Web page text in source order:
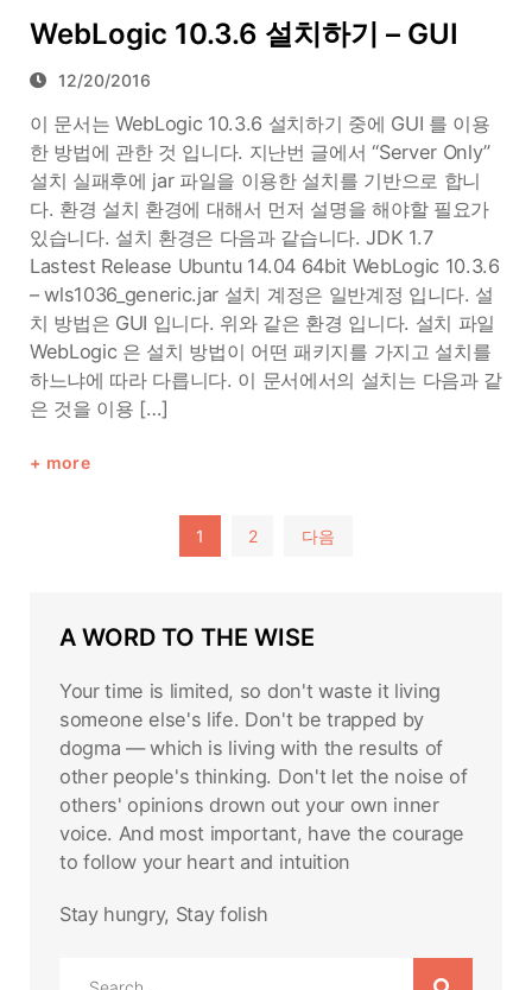
WebLogic 10.3.6 설치하기 – GUI
12/20/2016
이 문서는 WebLogic 10.3.6 설치하기 중에 GUI 를 이용
한 방법에 관한 것 입니다. 지난번 글에서 “Server Only”
설치 실패후에 jar 파일을 이용한 설치를 기반으로 합니
다. 환경 설치 환경에 대해서 먼저 설명을 해야할 필요가
있습니다. 설치 환경은 다음과 같습니다. JDK 1.7
Lastest Release Ubuntu 14.04 64bit WebLogic 10.3.6
– wls1036_generic.jar 설치 계정은 일반계정 입니다. 설
치 방법은 GUI 입니다. 위와 같은 환경 입니다. 설치 파일
WebLogic 은 설치 방법이 어떤 패키지를 가지고 설치를
하느냐에 따라 다릅니다. 이 문서에서의 설치는 다음과 같
은 것을 이용 […]
more
1 2 다음
A WORD TO THE WISE
Your time is limited, so don't waste it living
someone else's life. Don't be trapped by
dogma — which is living with the results of
other people's thinking. Don't let the noise of
others' opinions drown out your own inner
voice. And most important, have the courage
to follow your heart and intuition
Stay hungry, Stay folish